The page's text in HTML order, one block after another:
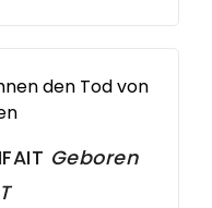
den Tod von
Geboren